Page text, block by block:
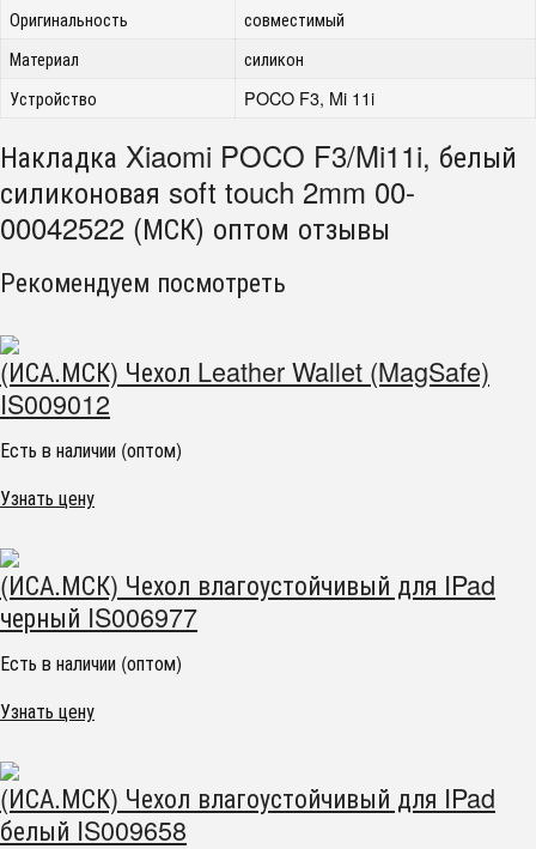
Оригинальность
совместимый
Материал
силикон
Устройство
POCO F3, Mi 11i
Накладка Xiaomi POCO F3/Mi11i, белый
силиконовая soft touch 2mm 00-
00042522 (МСК) оптом отзывы
Рекомендуем посмотреть
(ИСА.МСК) Чехол Leather Wallet (MagSafe)
IS009012
Есть в наличии (оптом)
Узнать цену
(ИСА.МСК) Чехол влагоустойчивый для IPad
черный IS006977
Есть в наличии (оптом)
Узнать цену
(ИСА.МСК) Чехол влагоустойчивый для IPad
белый IS009658